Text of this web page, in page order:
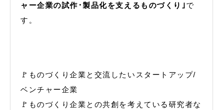
ャー企業の試作･製品化を支えるものづくり｣ で
す。
🚩ものづくり企業と交流したいスタートアップ/
ベンチャー企業
🚩ものづくり企業との共創を考えている研究者な